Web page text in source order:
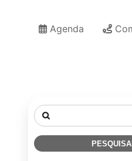
Agenda
Pesquisar
por: